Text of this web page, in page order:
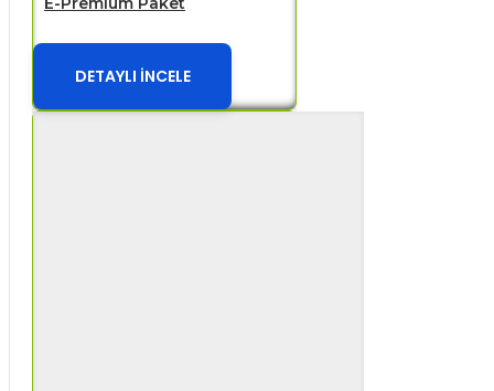
DETAYLI İNCELE